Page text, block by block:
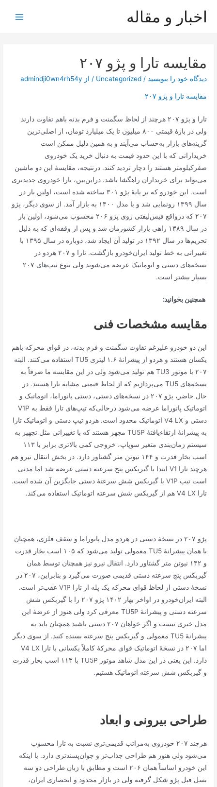
اخبار و مقاله
مقایسه تارا و پژو ۲۰۷
دیدگاه‌ خود را بنویسید /
Uncategorized / از admindji0wn4rh54y
مقایسه تارا و پژو ۲۰۷
تارا و پژو ۲۰۷ هرچند از لحاظ سگمنت و فرم بدنه باهم تفاوت دارند
ولی در بازهٔ قیمتی ۸۰۰ میلیون تا یک میلیارد تومان، از اصلی‌ترین
گزینه‌های بازار به‌حساب می‌آیند و به همین دلیل ممکن است
خریدارانی که با این حدود قیمت به دنبال خرید یک خودروی
صفرکیلومتر هستند را دچار تردید کنند. درنتیجه، مقایسهٔ این دو ماشین
می‌تواند برای خریداران راهگشا باشد. دراین‌بین، تارا خودروی جدیدتری
است. این خودرو که بر پایهٔ پژو ۳۰۱ ساخته شده است، اولین بار در
سال ۱۳۹۹ رونمایی شد و با مدل ۱۴۰۰ به بازار آمد. از سوی دیگر، پژو
۲۰۷ که درواقع فیس‌لیفتی روی پژو ۲۰۶ محسوب می‌شود، اولین بار
در سال ۱۳۸۹ راهی بازار کشورمان شد و پس از وقفه‌ای که به دلیل
تحریم‌ها در سال ۱۳۹۲ در تولید آن ایجاد شد، دوباره در سال ۱۳۹۵ با
تغییراتی به خط تولید ایران‌خودرو بازگشت. تارا و ۲۰۷ هردو در
نسخه‌های دستی و اتوماتیک عرضه می‌شوند ولی تنوع تیپ‌های ۲۰۷
بسیار بیشتر است.
همچنین بخوانید:
مقایسه مشخصات فنی
این دو خودرو علیرغم تفاوت سگمنت و فرم بدنه، در قوای محرکه باهم
یکسان هستند و هردو از پیشرانهٔ ۱.۶ لیتری TU5 استفاده می‌کنند. البته
۲۰۷ با موتور TU3 هم تولید می‌شود ولی در این مقایسه ما صرفاً به
نسخه‌های TU5 می‌پردازیم که از لحاظ قیمتی مشابه تارا هستند. در
حال حاضر، پژو ۲۰۷ در نسخه‌های دستی، دستی پانوراما، اتوماتیک و
اتوماتیک پانوراما عرضه می‌شود درحالی‌که تیپ‌های تارا فقط به V1P
دستی و V4 LX اتوماتیک محدود است. هردو تیپ دستی و اتوماتیک تارا
به پیشرانهٔ ارتقاءیافتهٔ TU5P مجهز هستند که با تغییراتی مثل تجهیز به
سیستم زمان‌بندی متغیر سوپاپ، خروجی کمی بالاتری برابر با ۱۱۳
اسب بخار قدرت و ۱۴۴ نیوتن متر گشتاور دارد. در بخش انتقال نیرو هم
هرچند تارا V1 ابتدا با گیربکس پنج سرعته دستی عرضه شد اما مدتی
است تیپ V1P با گیربکس شش سرعتهٔ دستی جایگزین آن شده است.
تارا V4 LX هم از گیربکس شش سرعته اتوماتیک استفاده می‌کند.
پژو ۲۰۷ در نسخهٔ دستی در هردو مدل پانوراما و سقف فلزی، همچنان
با همان پیشرانهٔ TU5 معمولی تولید می‌شود که ۱۰۵ اسب بخار قدرت
و ۱۴۲ نیوتن متر گشتاور دارد. انتقال نیرو نیز همچنان توسط همان
گیربکس پنج سرعته دستی قدیمی صورت می‌گیرد و بنابراین، ۲۰۷ در
نسخهٔ دستی از لحاظ قوای محرکه یک پله از تارا V1P عقب‌تر است.
البته ایران‌خودرو در اواخر بهار ۱۴۰۲ پژو ۲۰۷ را با گیربکس شش
سرعته دستی و پیشرانهٔ TU5P معرفی کرد ولی هنوز از عرضهٔ این
مدل خبری نیست و اگر خواهان ۲۰۷ دستی باشید همچنان باید به
پیشرانهٔ TU5 معمولی و گیربکس پنج سرعته بسنده کنید. از سوی دیگر
اما ۲۰۷ در نسخهٔ اتوماتیک قوای محرکهٔ کاملاً یکسانی با تارا V4 LX
دارد. این یعنی در این مدل شاهد موتور TU5P با ۱۱۳ اسب بخار قدرت
و گیربکس شش سرعته اتوماتیک هستیم.
طراحی بیرونی و ابعاد
هرچند ۲۰۷ خودروی به‌مراتب قدیمی‌تری نسبت به تارا محسوب
می‌شود ولی هنوز هم طراحی جذاب‌تر و جوان‌پسندتری دارد. با اینکه
این خودرو اساساً همان ۲۰۶ است و مطابق با زبان طراحی دو سه
نسل قبل پژو شکل گرفته ولی در بازار محدود و انحصاری ایران،